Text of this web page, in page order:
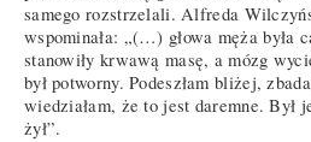
samego rozstrzelali. Alfreda
wspominała: „(…) głowa męża była
stanowiły krwawą masę, a mózg
był potworny. Podeszłam bliżej,
wiedziałam, że to jest daremne. Był
żył”.